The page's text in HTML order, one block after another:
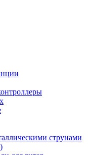
струнами